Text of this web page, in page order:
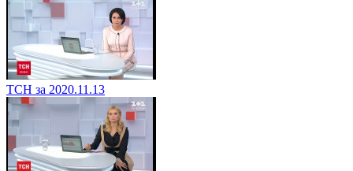
ТСН за 2020.11.13